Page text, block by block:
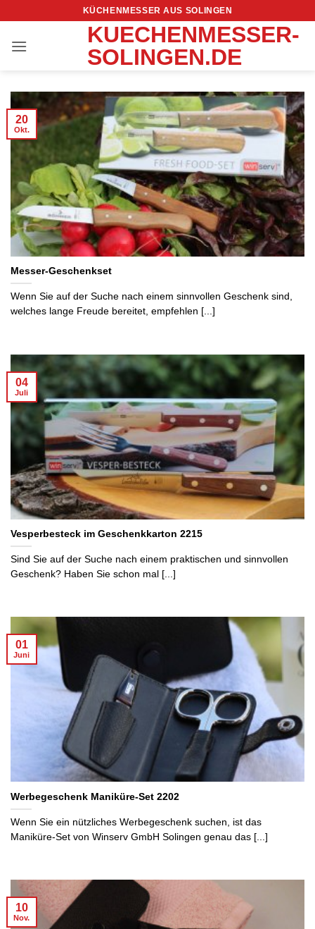
springen
KÜCHENMESSER AUS SOLINGEN
KUECHENMESSER-
SOLINGEN.DE
Messer-Geschenkset
Wenn Sie auf der Suche nach einem sinnvollen Geschenk sind,
welches lange Freude bereitet, empfehlen [...]
20
Okt.
Vesperbesteck im Geschenkkarton 2215
Sind Sie auf der Suche nach einem praktischen und sinnvollen
Geschenk? Haben Sie schon mal [...]
04
Juli
Werbegeschenk Maniküre-Set 2202
Wenn Sie ein nützliches Werbegeschenk suchen, ist das
Maniküre-Set von Winserv GmbH Solingen genau das [...]
01
Juni
10
Nov.